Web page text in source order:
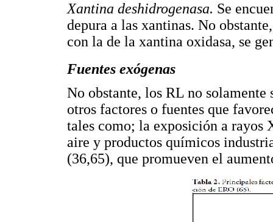
Xantina deshidrogenasa. Se
depura a las xantinas. No
con la de la xantina oxidasa, se
Fuentes exógenas
No obstante, los RL no solamente
otros factores o fuentes que
tales como; la exposición a rayos
aire y productos químicos
(36,65), que promueven el